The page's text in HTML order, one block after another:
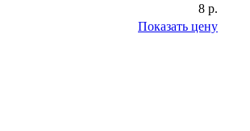
8 р.
Показать цену